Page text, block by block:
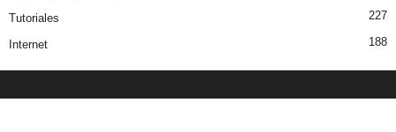
Tutoriales 227
Internet 188